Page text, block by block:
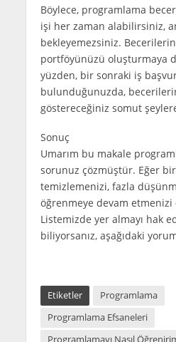
Böylece, programlama
işi her zaman alabilirsiniz,
bekleyemezsiniz.
portföyünüzü oluşturmaya
yüzden, bir sonraki iş
bulunduğunuzda,
göstereceğiniz somut
Sonuç
Umarım bu makale
sorunuz çözmüştür. Eğer
temizlemenizi, fazla
öğrenmeye devam
Listemizde yer almayı hak
biliyorsanız, aşağıdaki
Etiketler
Programlama
Programlama Efsaneleri
Programlamayı Nasıl